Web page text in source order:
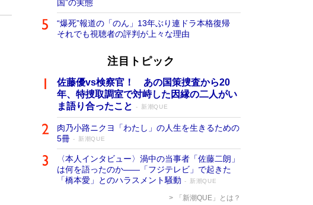
国”の実態
“爆死”報道の「のん」13年ぶり連ドラ本格復帰
それでも視聴者の評判が上々な理由
注目トピック
佐藤優vs検察官！ あの国策捜査から20
年、特捜取調室で対峙した因縁の二人がい
ま語り合ったこと
新潮QUE
肉乃小路ニクヨ「わたし」の人生を生きるための
5冊
新潮QUE
〈本人インタビュー〉渦中の当事者「佐藤二朗」
は何を語ったのか――「フジテレビ」で起きた
「橋本愛」とのハラスメント騒動
新潮QUE
「新潮QUE」とは？